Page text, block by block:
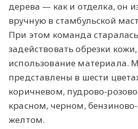
дерева — как и отделка, он
вручную в стамбульской
При этом команда
задействовать обрезки
использование материала.
представлены в шести
коричневом, пудрово-
красном, черном,
желтом.